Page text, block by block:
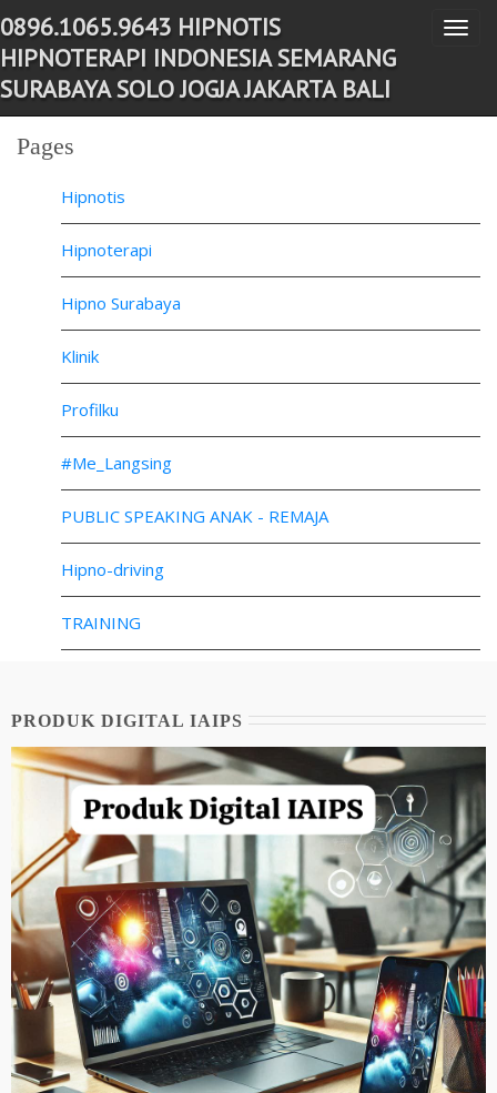
-->
T
g
v
g
0896.1065.9643 HIPNOTIS
HIPNOTERAPI INDONESIA SEMARANG
SURABAYA SOLO JOGJA JAKARTA BALI
Pages
Hipnotis
Hipnoterapi
Hipno Surabaya
Klinik
Profilku
#Me_Langsing
PUBLIC SPEAKING ANAK - REMAJA
Hipno-driving
TRAINING
PRODUK DIGITAL IAIPS